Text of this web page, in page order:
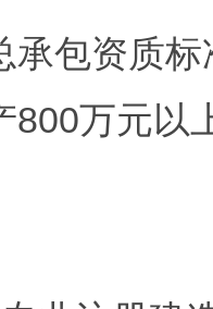
承包资质
800万元以